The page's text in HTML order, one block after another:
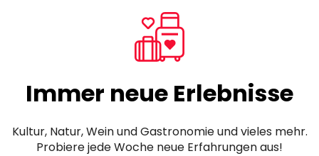
Immer neue Erlebnisse
Kultur, Natur, Wein und Gastronomie und vieles mehr.
Probiere jede Woche neue Erfahrungen aus!